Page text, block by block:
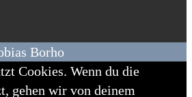
Borho
Cookies. Wenn du die
gehen wir von deinem